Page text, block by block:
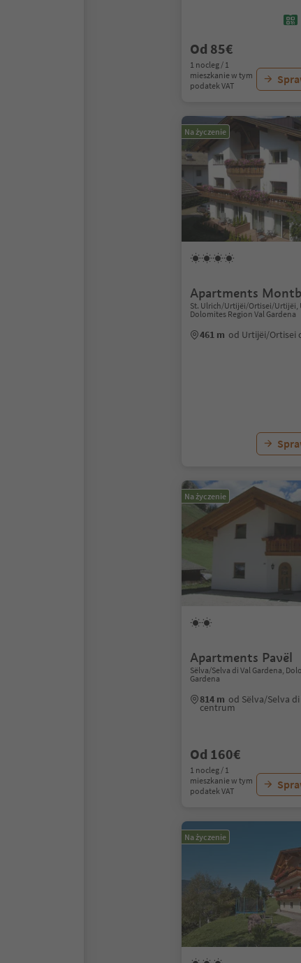
Od 85€
1 nocleg / 1
mieszkanie w tym
podatek VAT
Na życzenie
Apartments
St. Ulrich/Urtijëi/Ortisei/Urtijëi,
Dolomites Region Val Gardena
461 m od Urtijëi/Ortisei
Na życzenie
Apartments Pavël
Sëlva/Selva di Val Gardena,
Gardena
814 m od Sëlva/Selva
centrum
Od 160€
1 nocleg / 1
mieszkanie w tym
podatek VAT
Na życzenie